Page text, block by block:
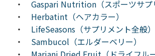
・ Gaspari Nutrition（スポーツサプ
・ Herbatint（ヘアカラー）
・ LifeSeasons（サプリメント全般）
・ Sambucol（エルダーベリー）